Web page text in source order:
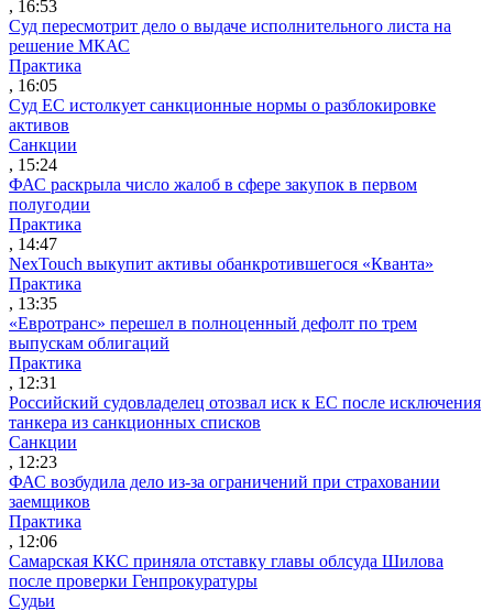
, 16:53
Суд пересмотрит дело о выдаче исполнительного листа на
решение МКАС
Практика
, 16:05
Суд ЕС истолкует санкционные нормы о разблокировке
активов
Санкции
, 15:24
ФАС раскрыла число жалоб в сфере закупок в первом
полугодии
Практика
, 14:47
NexTouch выкупит активы обанкротившегося «Кванта»
Практика
, 13:35
«Евротранс» перешел в полноценный дефолт по трем
выпускам облигаций
Практика
, 12:31
Российский судовладелец отозвал иск к ЕС после исключения
танкера из санкционных списков
Санкции
, 12:23
ФАС возбудила дело из-за ограничений при страховании
заемщиков
Практика
, 12:06
Самарская ККС приняла отставку главы облсуда Шилова
после проверки Генпрокуратуры
Судьи